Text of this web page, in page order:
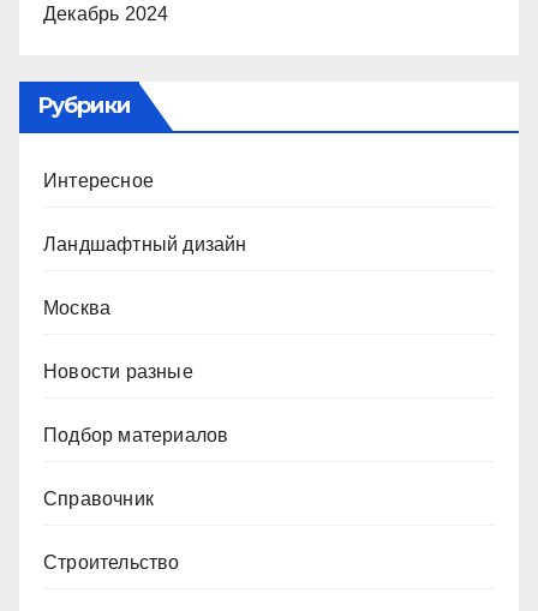
Декабрь 2024
Рубрики
Интересное
Ландшафтный дизайн
Москва
Новости разные
Подбор материалов
Справочник
Строительство